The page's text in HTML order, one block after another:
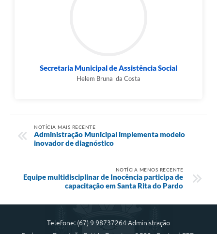
Secretaria Municipal de Assistência Social
Helem Bruna da Costa
NOTÍCIA MAIS RECENTE
Administração Municipal implementa modelo
inovador de diagnóstico
NOTÍCIA MENOS RECENTE
Equipe multidisciplinar de Inocência participa de
capacitação em Santa Rita do Pardo
Telefone: (67) 9 98737264 Administração